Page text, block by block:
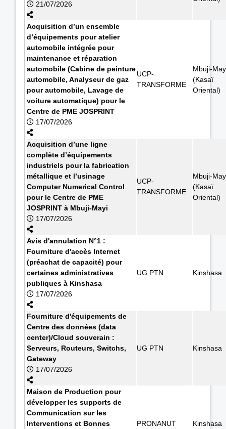
21/07/2026
Acquisition d’un ensemble
d’équipements pour atelier
automobile intégrée pour
maintenance et réparation
automobile (Cabine de peinture
automobile, Analyseur de gaz
pour automobile, Lavage de
voiture automatique) pour le
Centre de PME JOSPRINT
17/07/2026
UCP-
TRANSFORME
Mbuji-
(Kasaï
Oriental)
Acquisition d’une ligne
complète d’équipements
industriels pour la fabrication
métallique et l’usinage
Computer Numerical Control
pour le Centre de PME
JOSPRINT à Mbuji-Mayi
17/07/2026
UCP-
TRANSFORME
Mbuji-
(Kasaï
Oriental)
Avis d'annulation N°1 :
Fourniture d'accès Internet
(préachat de capacité) pour
certaines administratives
publiques à Kinshasa
17/07/2026
UG PTN Kinshasa
Fourniture d'équipements de
Centre des données (data
center)/Cloud souverain :
Serveurs, Routeurs, Switchs,
Gateway
17/07/2026
UG PTN Kinshasa
Maison de Production pour
développer les supports de
Communication sur les
Interventions et Bonnes
PRONANUT Kinshasa